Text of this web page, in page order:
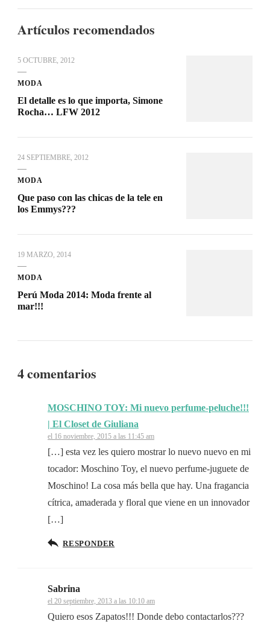
Artículos recomendados
5 OCTUBRE, 2012
MODA
El detalle es lo que importa, Simone
Rocha… LFW 2012
24 SEPTIEMBRE, 2012
MODA
Que paso con las chicas de la tele en
los Emmys???
19 MARZO, 2014
MODA
Perú Moda 2014: Moda frente al
mar!!!
4 comentarios
MOSCHINO TOY: Mi nuevo perfume-peluche!!!
| El Closet de Giuliana
el 16 noviembre, 2015 a las 11:45 am
[…] esta vez les quiero mostrar lo nuevo nuevo en mi
tocador: Moschino Toy, el nuevo perfume-juguete de
Moschino! La cosa más bella que hay. Una fragancia
cítrica, amaderada y floral que viene en un innovador
[…]
RESPONDER
Sabrina
el 20 septiembre, 2013 a las 10:10 am
Quiero esos Zapatos!!! Donde debo contactarlos???